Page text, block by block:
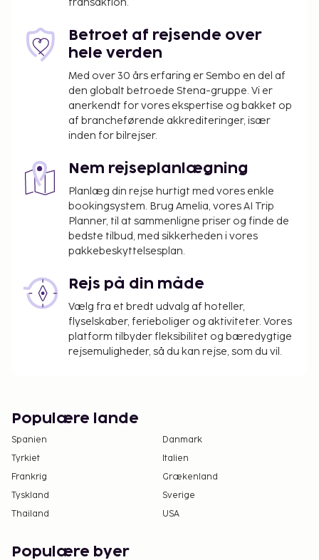
picnicområde.
Tillægsgebyr for kæledyr: USD 50 pr. enhed, pr.
Der opkræves ikke gebyrer for servicedyr
Ovenstående liste er muligvis ikke fuldstændig.
Gebyrer og depositummer inkluderer muligvis ikke
transaktion.
Betroet af rejsende over
hele verden
Med over 30 års erfaring er Sembo en del af
den globalt betroede Stena-gruppe. Vi er
anerkendt for vores ekspertise og bakket op
af brancheførende akkrediteringer, især
inden for bilrejser.
Nem rejseplanlægning
Planlæg din rejse hurtigt med vores enkle
bookingsystem. Brug Amelia, vores AI Trip
Planner, til at sammenligne priser og finde de
bedste tilbud, med sikkerheden i vores
pakkebeskyttelsesplan.
Rejs på din måde
Vælg fra et bredt udvalg af hoteller,
flyselskaber, ferieboliger og aktiviteter. Vores
platform tilbyder fleksibilitet og bæredygtige
rejsemuligheder, så du kan rejse, som du vil.
Populære lande
Spanien
Danmark
Tyrkiet
Italien
Frankrig
Grækenland
Tyskland
Sverige
Thailand
USA
Populære byer